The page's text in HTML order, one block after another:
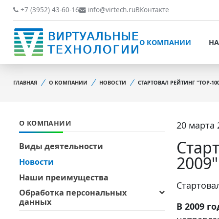
О КОМПАНИИ
ВИДЫ ДЕЯТЕЛЬНОСТИ
НОВОСТИ
НАШИ ПРЕИМУЩЕСТВА
ОФИЦИАЛЬНЫЕ
ДОКУМЕНТЫ
ОБРАТНАЯ СВЯЗЬ
ОТЗЫВЫ КЛИЕНТОВ
НАШИ РАБОТЫ
+7 (3952) 43-60-16 info@virtech.ruВКонтакте
О КОМПАНИИ
ОБРАБОТКА
ОФИЦИАЛЬНЫЕ
ОТЗЫВЫ КЛИЕНТОВ
ГЛАВНАЯ О КОМПАНИИ НОВОСТИ СТАРТОВАЛ РЕЙТИНГ "TOP-
20 марта
2009"
В 2009
О КОМПАНИИ
Виды деятельности
Новости
Наши преимущества
Обработка персональных
данных